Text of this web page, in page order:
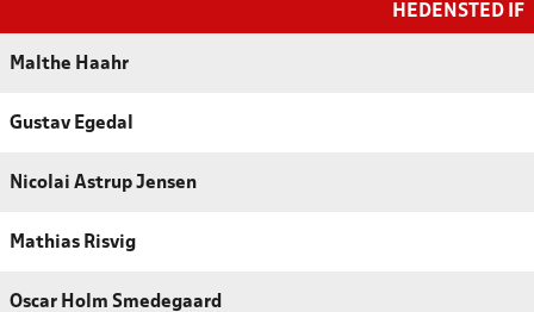
HEDENSTED IF
Malthe Haahr
Gustav Egedal
Nicolai Astrup Jensen
Mathias Risvig
Oscar Holm Smedegaard